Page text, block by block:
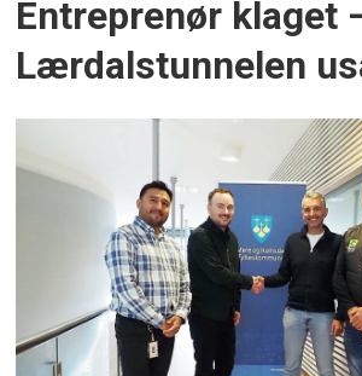
Entreprenør klaget
Lærdalstunnelen